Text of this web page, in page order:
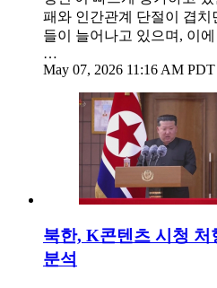
패와 인간관계 단절이 겹치
들이 늘어나고 있으며, 이
…
May 07, 2026 11:16 AM PDT
북한, K콘텐츠 시청
분석